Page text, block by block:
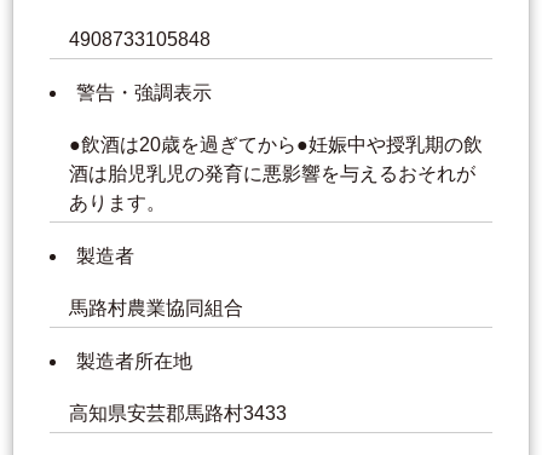
4908733105848
警告・強調表示
●飲酒は20歳を過ぎてから●妊娠中や授乳期の飲
酒は胎児乳児の発育に悪影響を与えるおそれが
あります。
製造者
馬路村農業協同組合
製造者所在地
高知県安芸郡馬路村3433